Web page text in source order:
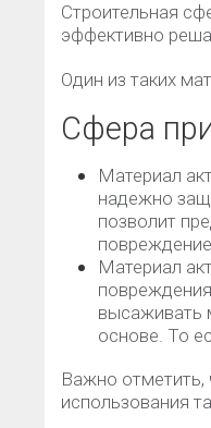
Строительная
эффективно
Один из таких
Сфера
Материал
надежно
позволит
Материал
высаживать
основе. То
Важно отметить,
использования